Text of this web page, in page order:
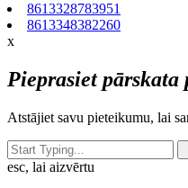
8613328783951
8613348382260
x
Pieprasiet pārskata
Atstājiet savu pieteikumu, lai
esc, lai aizvērtu